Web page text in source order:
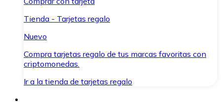
Tienda - Tarjetas regalo
Nuevo
Compra tarjetas regalo de tus marcas favoritas con
criptomonedas.
Ir a la tienda de tarjetas regalo